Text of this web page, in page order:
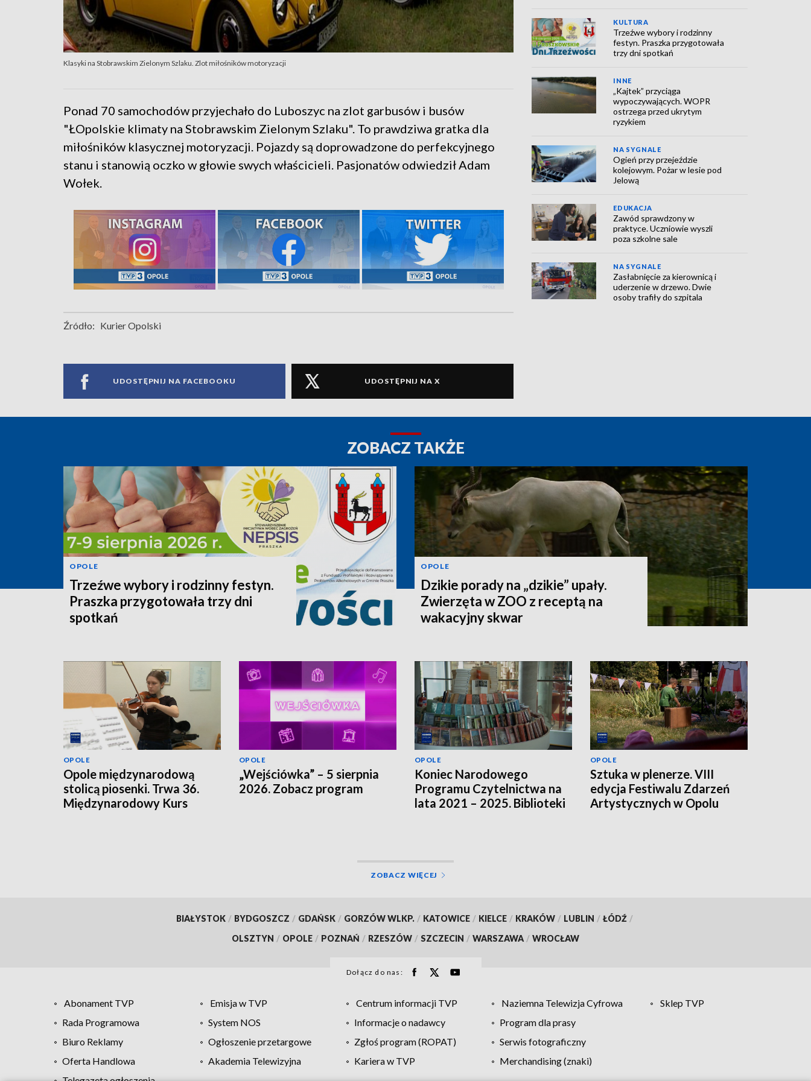
Klasyki na Stobrawskim Zielonym Szlaku. Zlot miłośników motoryzacji
Ponad 70 samochodów przyjechało do Luboszyc na zlot garbusów i busów
"ŁOpolskie klimaty na Stobrawskim Zielonym Szlaku". To prawdziwa gratka dla
miłośników klasycznej motoryzacji. Pojazdy są doprowadzone do perfekcyjnego
stanu i stanowią oczko w głowie swych właścicieli. Pasjonatów odwiedził Adam
Wołek.
Źródło: Kurier Opolski
UDOSTĘPNIJ NA FACEBOOKU UDOSTĘPNIJ NA X
KULTURA
Trzeźwe wybory i rodzinny
festyn. Praszka przygotowała
trzy dni spotkań
INNE
„Kajtek” przyciąga
wypoczywających. WOPR
ostrzega przed ukrytym
ryzykiem
NA SYGNALE
Ogień przy przejeździe
kolejowym. Pożar w lesie pod
Jelową
EDUKACJA
Zawód sprawdzony w
praktyce. Uczniowie wyszli
poza szkolne sale
NA SYGNALE
Zasłabnięcie za kierownicą i
uderzenie w drzewo. Dwie
osoby trafiły do szpitala
ZOBACZ TAKŻE
OPOLE
Trzeźwe wybory i rodzinny festyn.
Praszka przygotowała trzy dni
spotkań
OPOLE
Dzikie porady na „dzikie” upały.
Zwierzęta w ZOO z receptą na
wakacyjny skwar
OPOLE
Opole międzynarodową
stolicą piosenki. Trwa 36.
Międzynarodowy Kurs
OPOLE
„Wejściówka” – 5 sierpnia
2026. Zobacz program
OPOLE
Koniec Narodowego
Programu Czytelnictwa na
lata 2021 – 2025. Biblioteki
OPOLE
Sztuka w plenerze. VIII
edycja Festiwalu Zdarzeń
Artystycznych w Opolu
ZOBACZ WIĘCEJ
BIAŁYSTOK / BYDGOSZCZ / GDAŃSK / GORZÓW WLKP. / KATOWICE / KIELCE / KRAKÓW / LUBLIN / ŁÓDŹ /
OLSZTYN / OPOLE / POZNAŃ / RZESZÓW / SZCZECIN / WARSZAWA / WROCŁAW
Dołącz do nas:
Abonament TVP Emisja w TVP Centrum informacji TVP Naziemna Telewizja Cyfrowa
Sklep TVP
Rada Programowa
System NOS Informacje o nadawcy
Program dla prasy
Biuro Reklamy
Ogłoszenie przetargowe Zgłoś program (ROPAT)
Serwis fotograficzny
Oferta Handlowa
Akademia Telewizyjna Kariera w TVP
Merchandising (znaki)